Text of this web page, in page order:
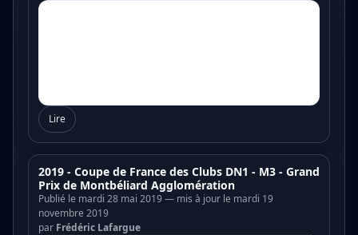
Lire
2019 - Coupe de France des Clubs DN1 - M3 - Grand
Prix de Montbéliard Agglomération
Publié le mardi 28 mai 2019 — mis à jour le mardi 19
novembre 2019
par Frédéric Lafargue